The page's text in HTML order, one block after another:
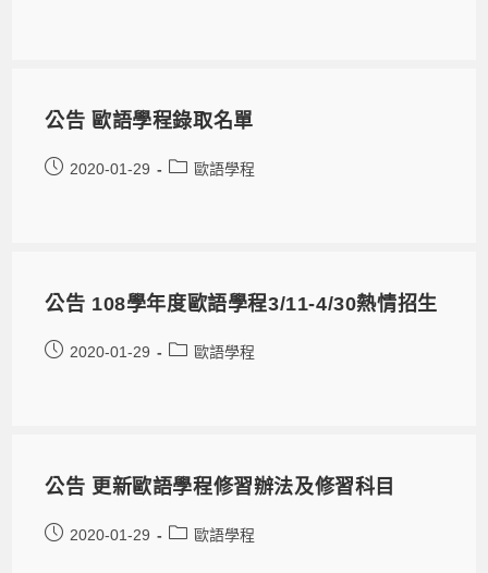
公告 歐語學程錄取名單
2020-01-29 歐語學程
公告 108學年度歐語學程3/11-4/30熱情招生
2020-01-29 歐語學程
公告 更新歐語學程修習辦法及修習科目
2020-01-29 歐語學程